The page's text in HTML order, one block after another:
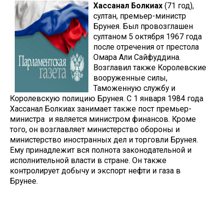
Хассанал Болкиах (71 год),
султан, премьер-министр
Брунея. Был провозглашен
султаном 5 октября 1967 года
после отречения от престола
Омара Али Сайфуддина.
Возглавил также Королевские
вооруженные силы,
Таможенную службу и
Королевскую полицию Брунея. С 1 января 1984 года
Хассанал Болкиах занимает также пост премьер-
министра и является министром финансов. Кроме
того, он возглавляет министерство обороны и
министерство иностранных дел и торговли Брунея.
Ему принадлежит вся полнота законодательной и
исполнительной власти в стране. Он также
контролирует добычу и экспорт нефти и газа в
Брунее.